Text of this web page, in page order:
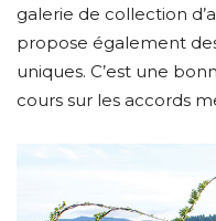
galerie de collection
propose également
uniques. C’est une
cours sur les accords